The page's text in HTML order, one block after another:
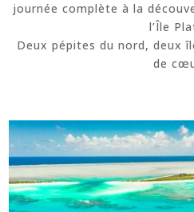
journée complète à la
l’Île
Deux pépites du nord, deux
de